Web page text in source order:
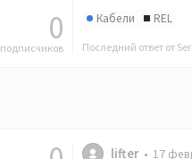
0
подписчиков
Кабели REL
Последний ответ от
lifter 17